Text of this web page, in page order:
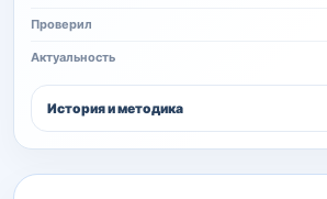
Проверил
Актуальность
История и методика